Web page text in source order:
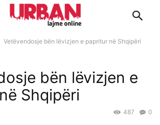
Vetëvendosje bën lëvizjen e papritur në Shqipëri
bën lëvizjen e
Shqipëri
0
487